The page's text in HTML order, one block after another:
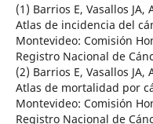
(1) Barrios E, Vasallos
Atlas de incidencia del
Montevideo: Comisión
Registro Nacional de
(2) Barrios E, Vasallos
Atlas de mortalidad por
Montevideo: Comisión
Registro Nacional de